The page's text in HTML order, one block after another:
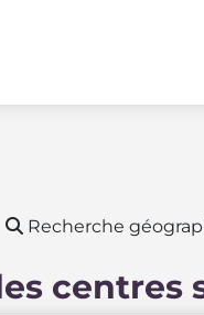
Recherche
centres